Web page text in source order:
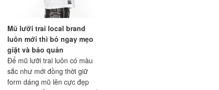
Mũ lưỡi trai local brand
luôn mới thì bỏ ngay mẹo
giặt và bảo quản
Để mũ lưỡi trai luôn có màu
sắc như mới đồng thời giữ
form dáng mũ lên cực đẹp